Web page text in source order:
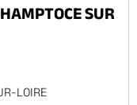
SUR
LOIRE